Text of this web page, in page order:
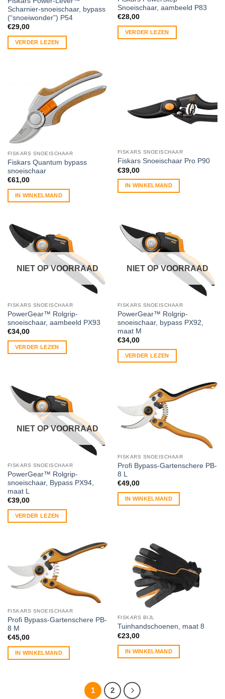
Scharnier-snoeischaar, bypass
(“snoeiwonder”) P54
€29,00
VERDER LEZEN
Snoeischaar, aambeeld P83
€28,00
VERDER LEZEN
FISKARS SNOEISCHAAR
Fiskars Quantum bypass
snoeischaar
€61,00
IN WINKELMAND
FISKARS SNOEISCHAAR
Fiskars Snoeischaar Pro P90
€39,00
IN WINKELMAND
NIET OP VOORRAAD
FISKARS SNOEISCHAAR
PowerGear™ Rolgrip-
snoeischaar, aambeeld PX93
€34,00
VERDER LEZEN
NIET OP VOORRAAD
FISKARS SNOEISCHAAR
PowerGear™ Rolgrip-
snoeischaar, bypass PX92,
maat M
€34,00
VERDER LEZEN
NIET OP VOORRAAD
FISKARS SNOEISCHAAR
PowerGear™ Rolgrip-
snoeischaar, Bypass PX94,
maat L
€39,00
VERDER LEZEN
FISKARS SNOEISCHAAR
Profi Bypass-Gartenschere PB-
8 L
€49,00
IN WINKELMAND
FISKARS SNOEISCHAAR
Profi Bypass-Gartenschere PB-
8 M
€45,00
IN WINKELMAND
FISKARS BIJL
Tuinhandschoenen, maat 8
€23,00
IN WINKELMAND
1 2